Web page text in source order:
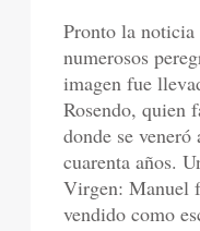
Pronto la noticia
numerosos
imagen fue
Rosendo, quien
donde se veneró
cuarenta años.
Virgen: Manuel
vendido como